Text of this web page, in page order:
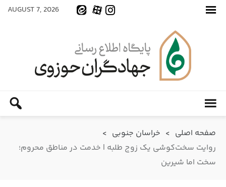
AUGUST 7, 2026
صفحه اصلی > خراسان جنوبی >
روایت سخت‌کوشی یک زوج طلبه | خدمت در مناطق محروم؛
سخت اما شیرین